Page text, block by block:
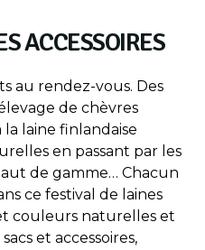
ACCESSOIRES
au rendez-vous. Des
de chèvres
la laine finlandaise
en passant par les
de gamme… Chacun
ce festival de laines
couleurs naturelles et
et accessoires,